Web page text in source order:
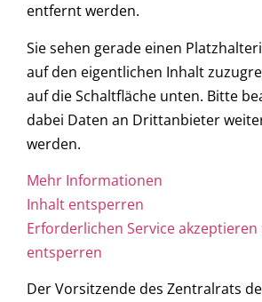
entfernt werden.
Sie sehen gerade einen
auf den eigentlichen Inhalt
auf die Schaltfläche unten. Bitte
dabei Daten an Drittanbieter
werden.
Mehr Informationen
Inhalt entsperren
Erforderlichen Service
entsperren
Der Vorsitzende des Zentralrats